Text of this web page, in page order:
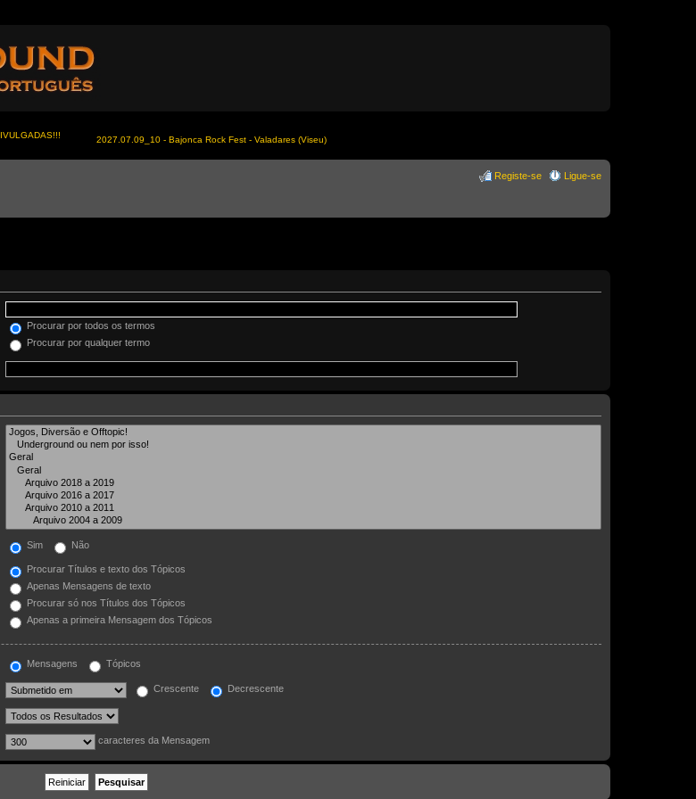
2027.07.09_10 - Bajonca Rock Fest - Valadares (Viseu)
Ligue-se
Registe-se
Procurar por todos os termos
Procurar por qualquer termo
Sim Não
Procurar Títulos e texto dos Tópicos
Apenas Mensagens de texto
Procurar só nos Títulos dos Tópicos
Apenas a primeira Mensagem dos Tópicos
Mensagens Tópicos
Crescente Decrescente
caracteres da Mensagem